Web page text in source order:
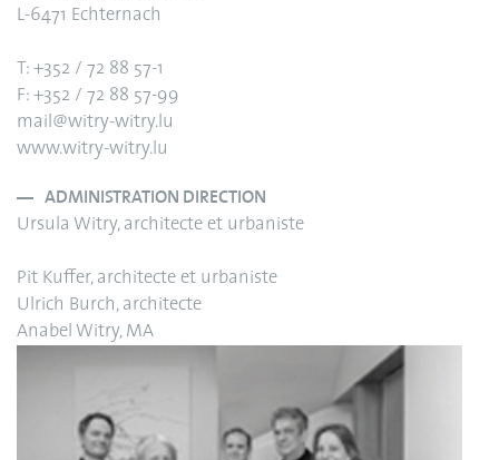
L-6471 Echternach
T: +352 / 72 88 57-1
F: +352 / 72 88 57-99
mail@witry-witry.lu
www.witry-witry.lu
ADMINISTRATION DIRECTION
Ursula Witry, architecte et urbaniste
Pit Kuffer, architecte et urbaniste
Ulrich Burch, architecte
Anabel Witry, MA